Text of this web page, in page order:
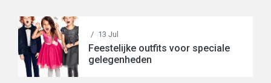
/ 13 Jul
Feestelijke outfits voor speciale
gelegenheden